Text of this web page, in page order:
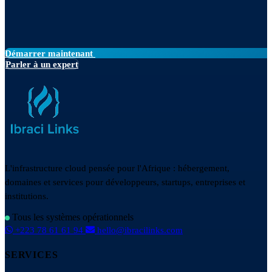
Démarrer maintenant
Parler à un expert
L'infrastructure cloud pensée pour l'Afrique : hébergement,
domaines et services pour développeurs, startups, entreprises et
institutions.
Tous les systèmes opérationnels
+223 78 61 61 94
hello@ibracilinks.com
SERVICES